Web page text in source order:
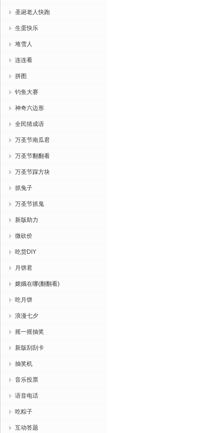
圣诞老人快跑
生蛋快乐
堆雪人
连连看
拼图
钓鱼大赛
神奇六边形
全民猜成语
万圣节南瓜君
万圣节翻翻看
万圣节踩方块
抓兔子
万圣节抓鬼
新版助力
微砍价
吃货DIY
月饼君
嫦娥在哪(翻翻看)
吃月饼
浪漫七夕
摇一摇抽奖
新版刮刮卡
抽奖机
音乐投票
语音电话
吃粽子
互动答题